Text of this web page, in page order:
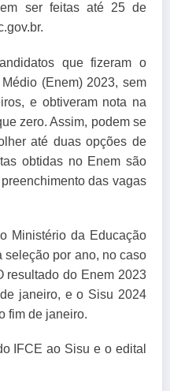
ser feitas até 25 de
que fizeram o
(Enem) 2023, sem
e obtiveram nota na
zero. Assim, podem se
até duas opções de
obtidas no Enem são
das vagas
Ministério da Educação
seleção por ano, no caso
resultado do Enem 2023
janeiro, e o Sisu 2024
fim de janeiro.
IFCE ao Sisu e o edital